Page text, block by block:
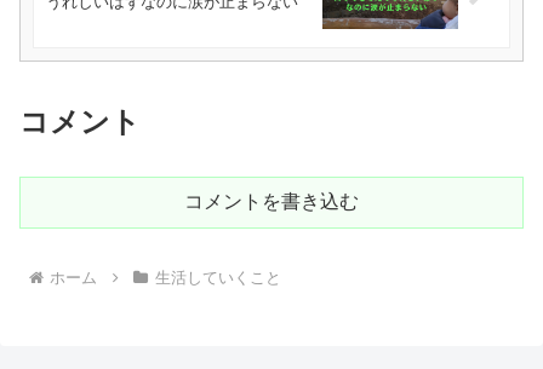
コメント
コメントを書き込む
ホーム 生活していくこと